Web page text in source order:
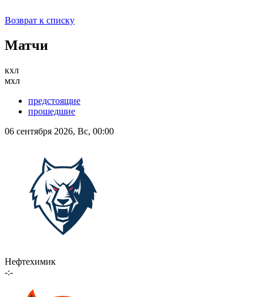
Возврат к списку
Матчи
кхл
мхл
предстоящие
прошедшие
06 сентября 2026, Вс, 00:00
Нефтехимик
-:-